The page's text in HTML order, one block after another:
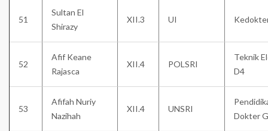
51
Sultan El
Shirazy
XII.3 UI
52
Afif Keane
Rajasca
XII.4 POLSRI
Teknik
D4
53
Afifah Nuriy
Nazihah
XII.4 UNSRI
Dokter